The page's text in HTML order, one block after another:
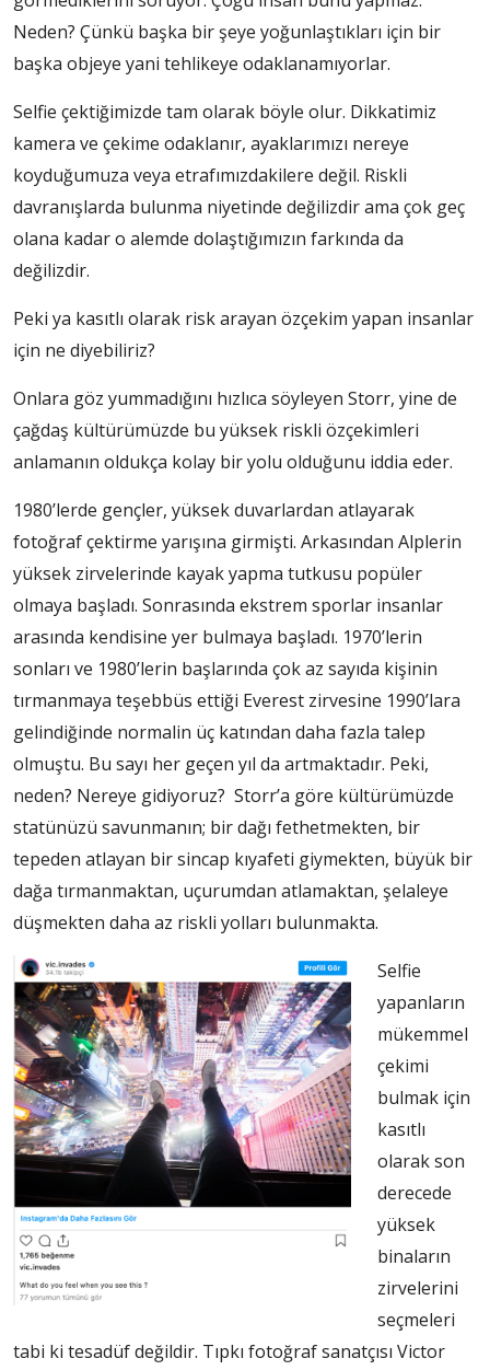
Neden? Çünkü başka bir şeye yoğunlaştıkları için bir
başka objeye yani tehlikeye odaklanamıyorlar.
Selfie çektiğimizde tam olarak böyle olur. Dikkatimiz
kamera ve çekime odaklanır, ayaklarımızı nereye
koyduğumuza veya etrafımızdakilere değil. Riskli
davranışlarda bulunma niyetinde değilizdir ama çok geç
olana kadar o alemde dolaştığımızın farkında da
değilizdir.
Peki ya kasıtlı olarak risk arayan özçekim yapan insanlar
için ne diyebiliriz?
Onlara göz yummadığını hızlıca söyleyen Storr, yine de
çağdaş kültürümüzde bu yüksek riskli özçekimleri
anlamanın oldukça kolay bir yolu olduğunu iddia eder.
1980’lerde gençler, yüksek duvarlardan atlayarak
fotoğraf çektirme yarışına girmişti. Arkasından Alplerin
yüksek zirvelerinde kayak yapma tutkusu popüler
olmaya başladı. Sonrasında ekstrem sporlar insanlar
arasında kendisine yer bulmaya başladı. 1970’lerin
sonları ve 1980’lerin başlarında çok az sayıda kişinin
tırmanmaya teşebbüs ettiği Everest zirvesine 1990’lara
gelindiğinde normalin üç katından daha fazla talep
olmuştu. Bu sayı her geçen yıl da artmaktadır. Peki,
neden? Nereye gidiyoruz? Storr’a göre kültürümüzde
statünüzü savunmanın; bir dağı fethetmekten, bir
tepeden atlayan bir sincap kıyafeti giymekten, büyük bir
dağa tırmanmaktan, uçurumdan atlamaktan, şelaleye
düşmekten daha az riskli yolları bulunmakta.
Selfie
yapanların
mükemmel
çekimi
bulmak için
kasıtlı
olarak son
derecede
yüksek
binaların
zirvelerini
seçmeleri
tabi ki tesadüf değildir. Tıpkı fotoğraf sanatçısı Victor